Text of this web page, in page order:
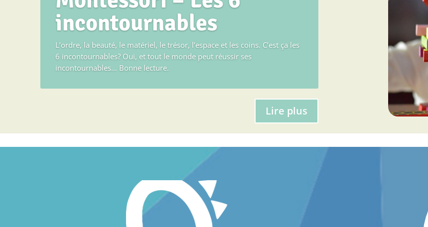
incontournables
L’ordre, la beauté, le matériel, le trésor, l’espace et les coins. C’est ça les
6 incontournables? Oui, et tout le monde peut réussir ses
incontournables… Bonne lecture.
Lire plus